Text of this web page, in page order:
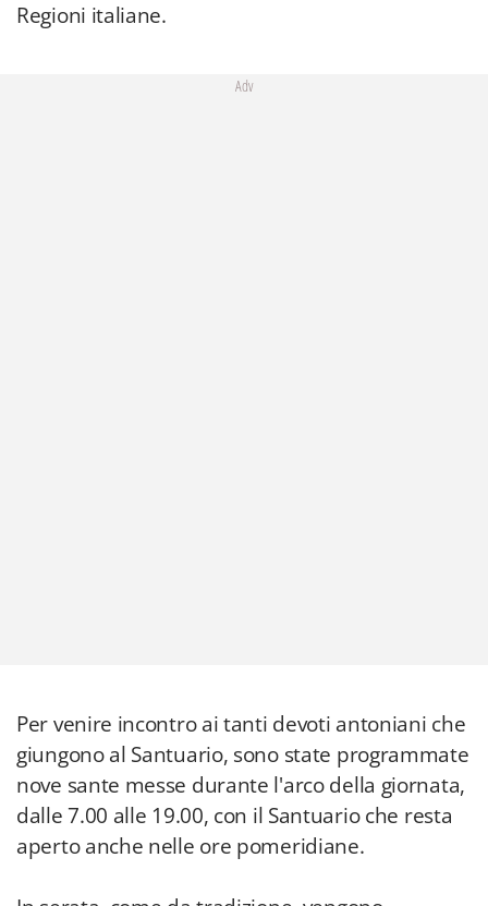
Regioni italiane.
Adv
Per venire incontro ai tanti devoti antoniani che
giungono al Santuario, sono state programmate
nove sante messe durante l'arco della giornata,
dalle 7.00 alle 19.00, con il Santuario che resta
aperto anche nelle ore pomeridiane.